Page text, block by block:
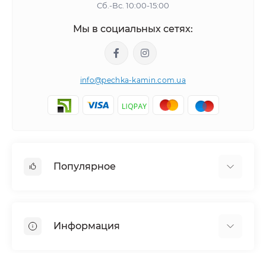
Сб.-Вс. 10:00-15:00
Мы в социальных сетях:
info@pechka-kamin.com.ua
Популярное
Дымоходы
Информация